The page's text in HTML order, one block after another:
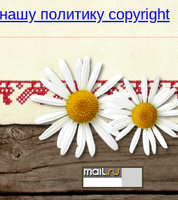
политику copyright